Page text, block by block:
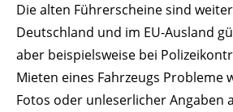
Die alten Führerscheine sind
Deutschland und im EU-Ausland
aber beispielsweise bei
Mieten eines Fahrzeugs Probleme
Fotos oder unleserlicher Angaben